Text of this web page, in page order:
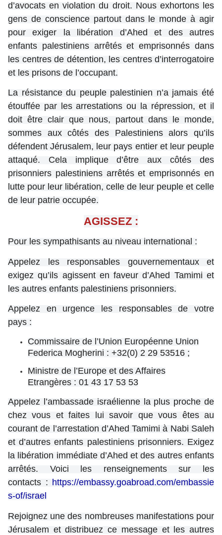
d’avocats en violation du droit. Nous exhortons les
gens de conscience partout dans le monde à agir
pour exiger la libération d’Ahed et des autres
enfants palestiniens arrêtés et emprisonnés dans
les centres de détention, les centres d’interrogatoire
et les prisons de l’occupant.
La résistance du peuple palestinien n’a jamais été
étouffée par les arrestations ou la répression, et il
doit être clair que nous, partout dans le monde,
sommes aux côtés des Palestiniens alors qu’ils
défendent Jérusalem, leur pays entier et leur peuple
attaqué. Cela implique d’être aux côtés des
prisonniers palestiniens arrêtés et emprisonnés en
lutte pour leur libération, celle de leur peuple et celle
de leur patrie occupée.
AGISSEZ :
Pour les sympathisants au niveau international :
Appelez les responsables gouvernementaux et
exigez qu’ils agissent en faveur d’Ahed Tamimi et
les autres enfants palestiniens prisonniers.
Appelez en urgence les responsables de votre
pays :
Commissaire de l’Union Européenne Union
Federica Mogherini : +32(0) 2 29 53516 ;
Ministre de l’Europe et des Affaires
Etrangères : 01 43 17 53 53
Appelez l’ambassade israélienne la plus proche de
chez vous et faites lui savoir que vous êtes au
courant de l’arrestation d’Ahed Tamimi à Nabi Saleh
et d’autres enfants palestiniens prisonniers. Exigez
la libération immédiate d’Ahed et des autres enfants
arrêtés. Voici les renseignements sur les
contacts : https://embassy.goabroad.com/embassie
s-of/israel
Rejoignez une des nombreuses manifestations pour
Jérusalem et distribuez ce message et les autres